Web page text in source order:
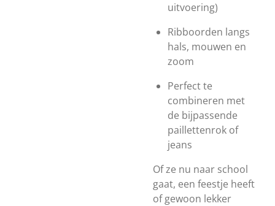
uitvoering)
Ribboorden langs
hals, mouwen en
zoom
Perfect te
combineren met
de bijpassende
paillettenrok of
jeans
Of ze nu naar school
gaat, een feestje heeft
of gewoon lekker